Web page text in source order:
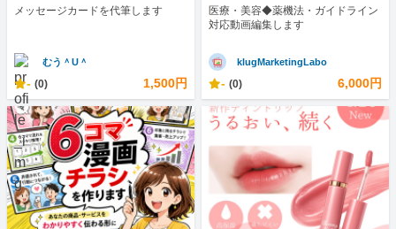
メッセージカードを代筆します
むう＾U＾
- (0) 1,500円
医療・美容◆薬機法・ガイドライン
対応動画編集します
klugMarketingLabo
- (0) 6,000円